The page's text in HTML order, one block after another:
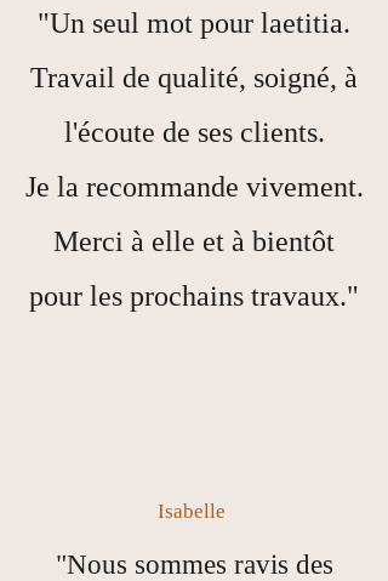
"Un seul mot pour laetitia.
Travail de qualité, soigné, à
l'écoute de ses clients.
Je la recommande vivement.
Merci à elle et à bientôt
pour les prochains travaux."
Isabelle
"Nous sommes ravis des